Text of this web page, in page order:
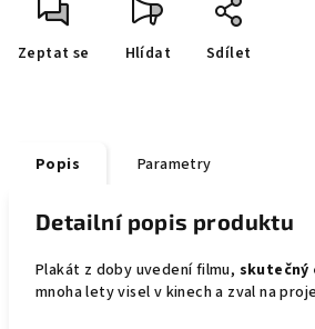
Zeptat se Hlídat Sdílet
Popis Parametry
Detailní popis produktu
Plakát z doby uvedení filmu,
mnoha lety visel v kinech a zval na